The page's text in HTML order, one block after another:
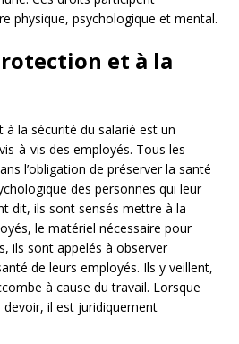
physique, psychologique et mental.
et à la
la sécurité du salarié est un
à-vis des employés. Tous les
l’obligation de préserver la santé
des personnes qui leur
dit, ils sont sensés mettre à la
le matériel nécessaire pour
ils sont appelés à observer
de leurs employés. Ils y veillent,
à cause du travail. Lorsque
devoir, il est juridiquement